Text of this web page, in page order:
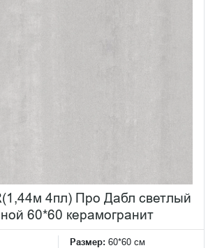
4пл) Про Дабл светлый
60*60 керамогранит
Размер: 60*60 см